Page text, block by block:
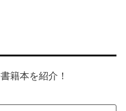
籍本を紹介！